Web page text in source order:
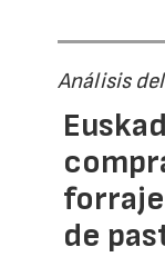
Análisis
de